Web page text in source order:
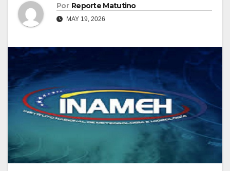
Por Reporte Matutino
MAY 19, 2026